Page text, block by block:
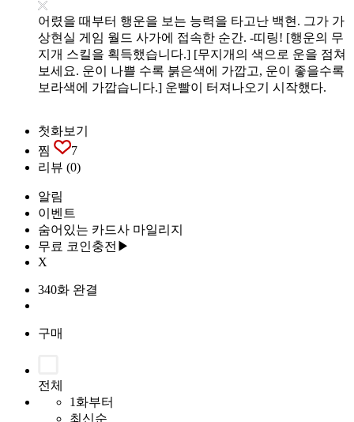
어렸을 때부터 행운을 보는 능력을 타고난 백현. 그가 가
상현실 게임 월드 사가에 접속한 순간. -띠링! [행운의 무
지개 스킬을 획득했습니다.] [무지개의 색으로 운을 점쳐
보세요. 운이 나쁠 수록 붉은색에 가깝고, 운이 좋을수록
보라색에 가깝습니다.] 운빨이 터져나오기 시작했다.
첫화보기
찜
7
리뷰 (0)
알림
이벤트
숨어있는 카드사 마일리지
무료 코인충전▶
X
340화 완결
구매
전체
1화부터
최신순